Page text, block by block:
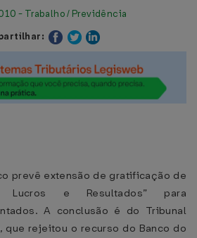
- Trabalho / Previdência
prevê extensão de gratificação de
Lucros e Resultados” para
A conclusão é do Tribunal
que rejeitou o recurso do Banco do